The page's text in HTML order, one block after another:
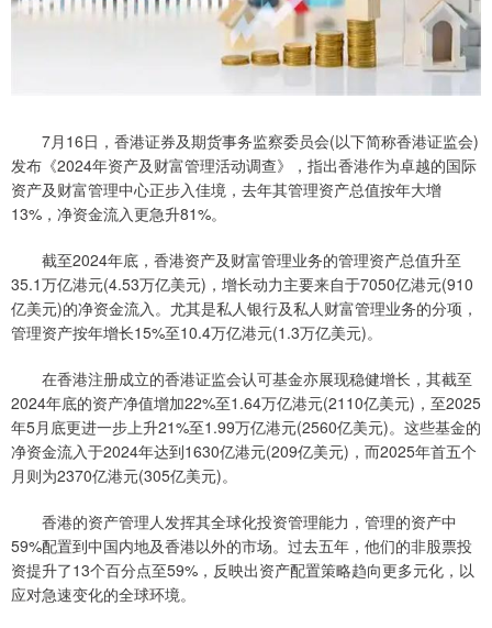
7月16日，香港证券及期货事务监察委员会(以下简称香港证监会)
发布《2024年资产及财富管理活动调查》，指出香港作为卓越的国际
资产及财富管理中心正步入佳境，去年其管理资产总值按年大增
13%，净资金流入更急升81%。
截至2024年底，香港资产及财富管理业务的管理资产总值升至
35.1万亿港元(4.53万亿美元)，增长动力主要来自于7050亿港元(910
亿美元)的净资金流入。尤其是私人银行及私人财富管理业务的分项，
管理资产按年增长15%至10.4万亿港元(1.3万亿美元)。
在香港注册成立的香港证监会认可基金亦展现稳健增长，其截至
2024年底的资产净值增加22%至1.64万亿港元(2110亿美元)，至2025
年5月底更进一步上升21%至1.99万亿港元(2560亿美元)。这些基金的
净资金流入于2024年达到1630亿港元(209亿美元)，而2025年首五个
月则为2370亿港元(305亿美元)。
香港的资产管理人发挥其全球化投资管理能力，管理的资产中
59%配置到中国内地及香港以外的市场。过去五年，他们的非股票投
资提升了13个百分点至59%，反映出资产配置策略趋向更多元化，以
应对急速变化的全球环境。